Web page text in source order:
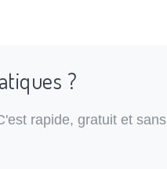
?
rapide, gratuit et sans